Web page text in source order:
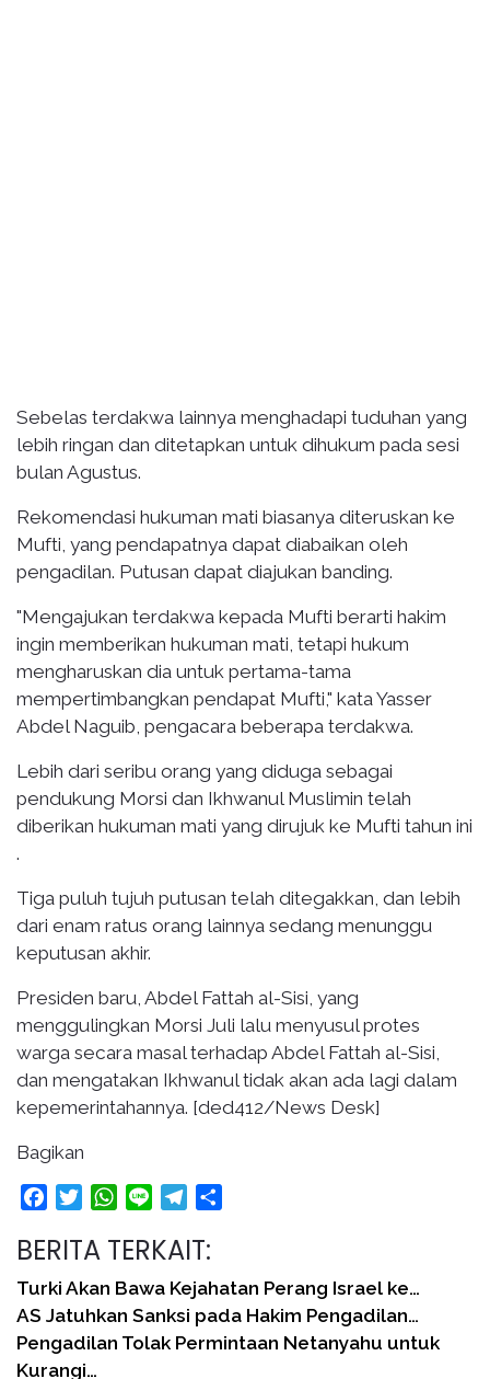
Sebelas terdakwa lainnya menghadapi tuduhan yang
lebih ringan dan ditetapkan untuk dihukum pada sesi
bulan Agustus.
Rekomendasi hukuman mati biasanya diteruskan ke
Mufti, yang pendapatnya dapat diabaikan oleh
pengadilan. Putusan dapat diajukan banding.
"Mengajukan terdakwa kepada Mufti berarti hakim
ingin memberikan hukuman mati, tetapi hukum
mengharuskan dia untuk pertama-tama
mempertimbangkan pendapat Mufti," kata Yasser
Abdel Naguib, pengacara beberapa terdakwa.
Lebih dari seribu orang yang diduga sebagai
pendukung Morsi dan Ikhwanul Muslimin telah
diberikan hukuman mati yang dirujuk ke Mufti tahun ini
.
Tiga puluh tujuh putusan telah ditegakkan, dan lebih
dari enam ratus orang lainnya sedang menunggu
keputusan akhir.
Presiden baru, Abdel Fattah al-Sisi, yang
menggulingkan Morsi Juli lalu menyusul protes
warga secara masal terhadap Abdel Fattah al-Sisi,
dan mengatakan Ikhwanul tidak akan ada lagi dalam
kepemerintahannya. [ded412/News Desk]
Bagikan
FacebookTwitterWhatsApp
Line Telegram
BERITA TERKAIT:
Turki Akan Bawa Kejahatan Perang Israel ke…
AS Jatuhkan Sanksi pada Hakim Pengadilan…
Pengadilan Tolak Permintaan Netanyahu untuk
Kurangi…